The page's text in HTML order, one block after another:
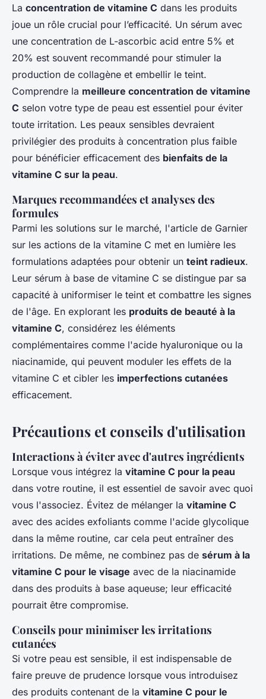
La concentration de vitamine C dans les produits
joue un rôle crucial pour l’efficacité. Un sérum avec
une concentration de L-ascorbic acid entre 5% et
20% est souvent recommandé pour stimuler la
production de collagène et embellir le teint.
Comprendre la meilleure concentration de vitamine
C selon votre type de peau est essentiel pour éviter
toute irritation. Les peaux sensibles devraient
privilégier des produits à concentration plus faible
pour bénéficier efficacement des bienfaits de la
vitamine C sur la peau.
Marques recommandées et analyses des
formules
Parmi les solutions sur le marché, l'article de Garnier
sur les actions de la vitamine C met en lumière les
formulations adaptées pour obtenir un teint radieux.
Leur sérum à base de vitamine C se distingue par sa
capacité à uniformiser le teint et combattre les signes
de l'âge. En explorant les produits de beauté à la
vitamine C, considérez les éléments
complémentaires comme l'acide hyaluronique ou la
niacinamide, qui peuvent moduler les effets de la
vitamine C et cibler les imperfections cutanées
efficacement.
Précautions et conseils d'utilisation
Interactions à éviter avec d'autres ingrédients
Lorsque vous intégrez la vitamine C pour la peau
dans votre routine, il est essentiel de savoir avec quoi
vous l'associez. Évitez de mélanger la vitamine C
avec des acides exfoliants comme l'acide glycolique
dans la même routine, car cela peut entraîner des
irritations. De même, ne combinez pas de sérum à la
vitamine C pour le visage avec de la niacinamide
dans des produits à base aqueuse; leur efficacité
pourrait être compromise.
Conseils pour minimiser les irritations
cutanées
Si votre peau est sensible, il est indispensable de
faire preuve de prudence lorsque vous introduisez
des produits contenant de la vitamine C pour le